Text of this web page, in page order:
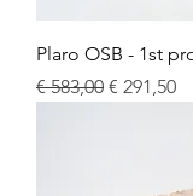
Plaro OSB - 1st
Normale prijs
€ 583,00 € 291,50